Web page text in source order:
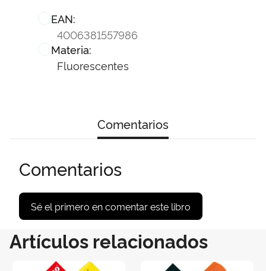
EAN:
4006381557986
Materia:
Fluorescentes
Comentarios
Comentarios
Sé el primero en comentar este libro
Artículos relacionados